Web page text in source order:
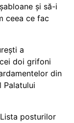
și să-i
ceea ce fac
a
doi grifoni
din
Palatului
posturilor